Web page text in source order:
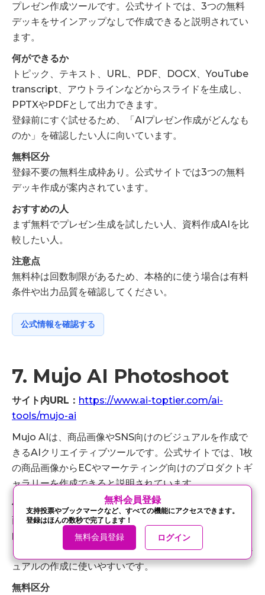
プレゼン作成ツールです。公式サイトでは、3つの無料
デッキをサインアップなしで作成できると説明されてい
ます。
何ができるか
トピック、テキスト、URL、PDF、DOCX、YouTube
transcript、アウトラインなどからスライドを生成し、
PPTXやPDFとして出力できます。
登録前にすぐ試せるため、「AIプレゼン作成がどんなも
のか」を確認したい人に向いています。
無料区分
登録不要の無料生成枠あり。公式サイトでは3つの無料
デッキ作成が案内されています。
おすすめの人
まず無料でプレゼン生成を試したい人、資料作成AIを比
較したい人。
注意点
無料枠は回数制限があるため、本格的に使う場合は有料
条件や出力品質を確認してください。
公式情報を確認する
7. Mujo AI Photoshoot
サイト内URL： https://www.ai-toptier.com/ai-
tools/mujo-ai
Mujo AIは、商品画像やSNS向けのビジュアルを作成で
きるAIクリエイティブツールです。公式サイトでは、1枚
の商品画像からECやマーケティング向けのプロダクトギ
ャラリーを作成できると説明されています。
何ができるか
商品写真、SNS投稿用画像、ポートフォリオ、ブランド
向けビジュアルを生成できます。
EC商品画像、プロフィール画像、SNS素材、広告用ビジ
ュアルの作成に使いやすいです。
無料区分
記事一覧に戻る シェア
‍無料会員登録
支持投票やブックマークなど、すべての機能にアクセスできます。
登録はほんの数秒で完了します！
無料会員登録 ログイン